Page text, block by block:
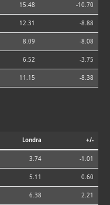
15.48 -10.70
12.31 -8.88
8.09 -8.08
6.52 -3.75
11.15 -8.38
Londra +/-
3.74 -1.01
5.11 0.60
6.38 2.21